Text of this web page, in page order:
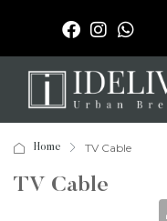
Home TV Cable
TV Cable